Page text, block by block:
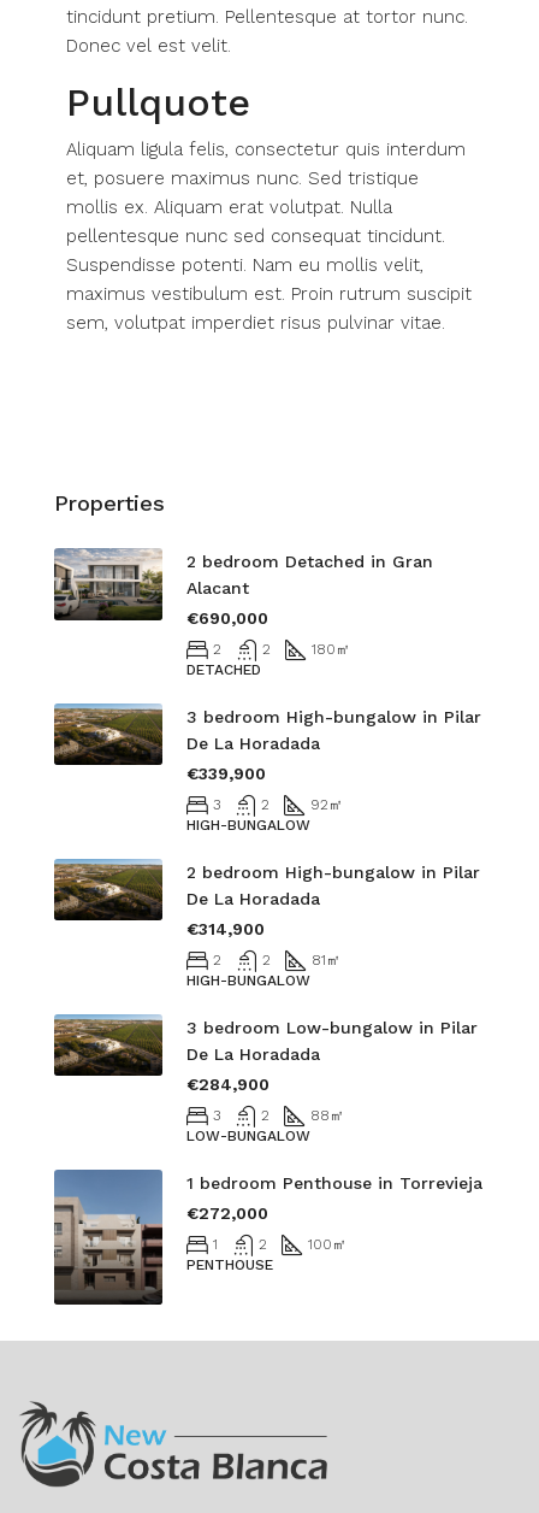
tincidunt pretium. Pellentesque at tortor nunc.
Donec vel est velit.
Pullquote
Aliquam ligula felis, consectetur quis interdum
et, posuere maximus nunc. Sed tristique
mollis ex. Aliquam erat volutpat. Nulla
pellentesque nunc sed consequat tincidunt.
Suspendisse potenti. Nam eu mollis velit,
maximus vestibulum est. Proin rutrum suscipit
sem, volutpat imperdiet risus pulvinar vitae.
Properties
2 bedroom Detached in Gran
Alacant
€690,000
2 2 180 ㎡
DETACHED
3 bedroom High-bungalow in Pilar
De La Horadada
€339,900
3 2 92 ㎡
HIGH-BUNGALOW
2 bedroom High-bungalow in Pilar
De La Horadada
€314,900
2 2 81 ㎡
HIGH-BUNGALOW
3 bedroom Low-bungalow in Pilar
De La Horadada
€284,900
3 2 88 ㎡
LOW-BUNGALOW
1 bedroom Penthouse in Torrevieja
€272,000
1 2 100 ㎡
PENTHOUSE